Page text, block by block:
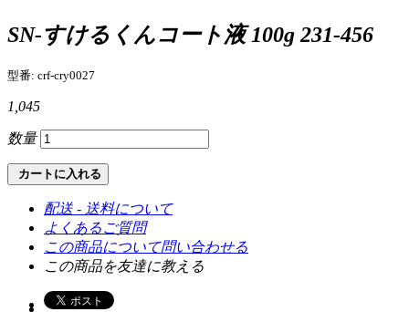
SN-すけるくんコート液 100g 231-456
型番: crf-cry0027
1,045
数量
カートに入れる
配送 - 送料について
よくあるご質問
この商品について問い合わせる
この商品を友達に教える